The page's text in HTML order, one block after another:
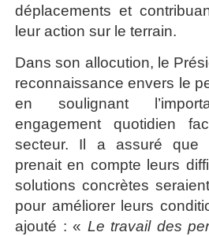
déplacements et
leur action sur le terrain.
Dans son allocution, le
reconnaissance envers le
en soulignant
engagement quotidien
secteur. Il a assuré que
prenait en compte leurs
solutions concrètes
pour améliorer leurs
ajouté : « Le travail des